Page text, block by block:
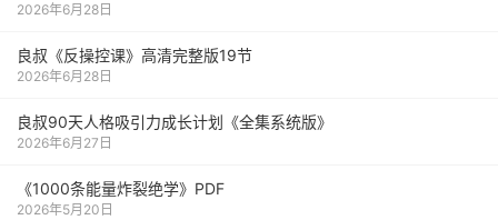
2026年6月28日
良叔《反操控课》高清完整版19节
2026年6月28日
良叔90天人格吸引力成长计划《全集系统版》
2026年6月27日
《1000‮能条‬‎量‮裂炸‬‎绝学》PDF
2026年5月20日